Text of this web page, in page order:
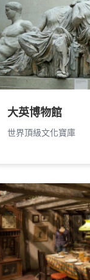
大英博物館
世界頂級文化寶庫